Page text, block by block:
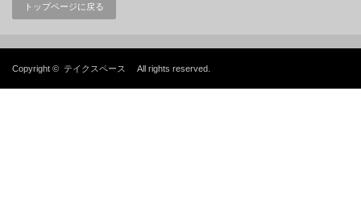
トップページに戻る
Copyright © テイクスペース All rights reserved.